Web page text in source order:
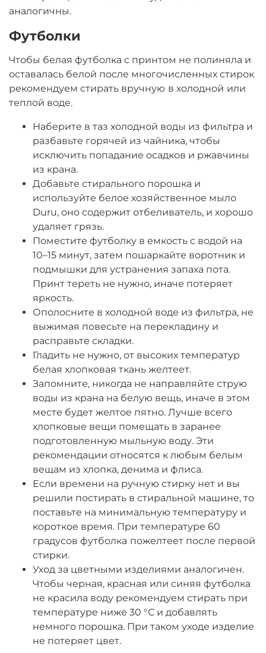
аналогичны.
Футболки
Чтобы белая футболка с принтом не полиняла и
оставалась белой после многочисленных стирок
рекомендуем стирать вручную в холодной или
теплой воде.
Наберите в таз холодной воды из фильтра и
разбавьте горячей из чайника, чтобы
исключить попадание осадков и ржавчины
из крана.
Добавьте стирального порошка и
используйте белое хозяйственное мыло
Duru, оно содержит отбеливатель, и хорошо
удаляет грязь.
Поместите футболку в емкость с водой на
10–15 минут, затем пошаркайте воротник и
подмышки для устранения запаха пота.
Принт тереть не нужно, иначе потеряет
яркость.
Ополосните в холодной воде из фильтра, не
выжимая повесьте на перекладину и
расправьте складки.
Гладить не нужно, от высоких температур
белая хлопковая ткань желтеет.
Запомните, никогда не направляйте струю
воды из крана на белую вещь, иначе в этом
месте будет желтое пятно. Лучше всего
хлопковые вещи помещать в заранее
подготовленную мыльную воду. Эти
рекомендации относятся к любым белым
вещам из хлопка, денима и флиса.
Если времени на ручную стирку нет и вы
решили постирать в стиральной машине, то
поставьте на минимальную температуру и
короткое время. При температуре 60
градусов футболка пожелтеет после первой
стирки.
Уход за цветными изделиями аналогичен.
Чтобы черная, красная или синяя футболка
не красила воду рекомендуем стирать при
температуре ниже 30 °С и добавлять
немного порошка. При таком уходе изделие
не потеряет цвет.